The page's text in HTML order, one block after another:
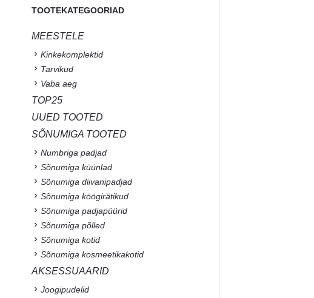
TOOTEKATEGOORIAD
MEESTELE
Kinkekomplektid
Tarvikud
Vaba aeg
TOP25
UUED TOOTED
SÕNUMIGA TOOTED
Numbriga padjad
Sõnumiga küünlad
Sõnumiga diivanipadjad
Sõnumiga köögirätikud
Sõnumiga padjapüürid
Sõnumiga põlled
Sõnumiga kotid
Sõnumiga kosmeetikakotid
AKSESSUAARID
Joogipudelid